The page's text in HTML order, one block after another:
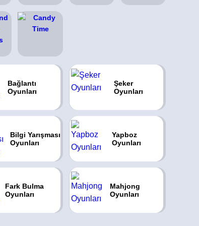
Bağlantı
Oyunları
Şeker
Oyunları
Bilgi Yarışması
Oyunları
Yapboz
Oyunları
Fark Bulma
Oyunları
Mahjong
Oyunları